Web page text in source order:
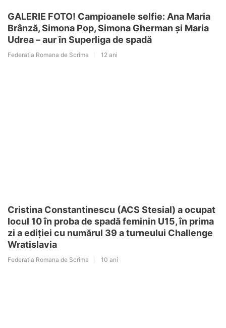
GALERIE FOTO! Campioanele selfie: Ana Maria
Brânză, Simona Pop, Simona Gherman și Maria
Udrea – aur în Superliga de spadă
Federatia Romana de Scrima 12 ani
Cristina Constantinescu (ACS Stesial) a ocupat
locul 10 în proba de spadă feminin U15, în prima
zi a ediției cu numărul 39 a turneului Challenge
Wratislavia
Federatia Romana de Scrima 10 ani